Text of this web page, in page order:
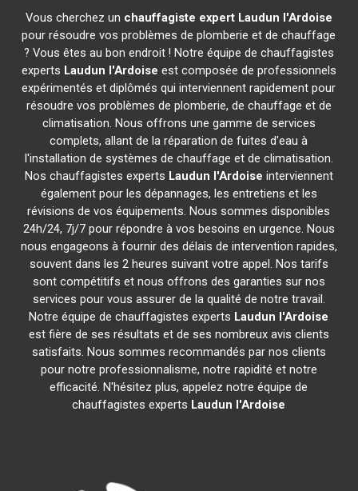
Vous cherchez un chauffagiste expert Laudun l'Ardoise
pour résoudre vos problèmes de plomberie et de chauffage
? Vous êtes au bon endroit ! Notre équipe de chauffagistes
experts Laudun l'Ardoise est composée de professionnels
expérimentés et diplômés qui interviennent rapidement pour
résoudre vos problèmes de plomberie, de chauffage et de
climatisation. Nous offrons une gamme de services
complets, allant de la réparation de fuites d'eau à
l'installation de systèmes de chauffage et de climatisation.
Nos chauffagistes experts Laudun l'Ardoise interviennent
également pour les dépannages, les entretiens et les
révisions de vos équipements. Nous sommes disponibles
24h/24, 7j/7 pour répondre à vos besoins en urgence. Nous
nous engageons à fournir des délais de intervention rapides,
souvent dans les 2 heures suivant votre appel. Nos tarifs
sont compétitifs et nous offrons des garanties sur nos
services pour vous assurer de la qualité de notre travail.
Notre équipe de chauffagistes experts Laudun l'Ardoise
est fière de ses résultats et de ses nombreux avis clients
satisfaits. Nous sommes recommandés par nos clients
pour notre professionnalisme, notre rapidité et notre
efficacité. N'hésitez plus, appelez notre équipe de
chauffagistes experts Laudun l'Ardoise